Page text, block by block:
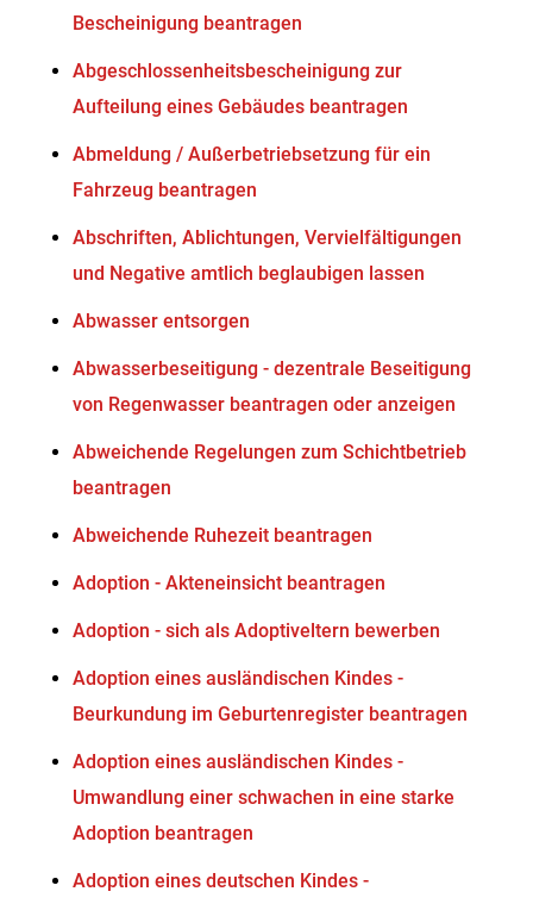
Bescheinigung beantragen
Abgeschlossenheitsbescheinigung zur
Aufteilung eines Gebäudes beantragen
Abmeldung / Außerbetriebsetzung für ein
Fahrzeug beantragen
Abschriften, Ablichtungen, Vervielfältigungen
und Negative amtlich beglaubigen lassen
Abwasser entsorgen
Abwasserbeseitigung - dezentrale Beseitigung
von Regenwasser beantragen oder anzeigen
Abweichende Regelungen zum Schichtbetrieb
beantragen
Abweichende Ruhezeit beantragen
Adoption - Akteneinsicht beantragen
Adoption - sich als Adoptiveltern bewerben
Adoption eines ausländischen Kindes -
Beurkundung im Geburtenregister beantragen
Adoption eines ausländischen Kindes -
Umwandlung einer schwachen in eine starke
Adoption beantragen
Adoption eines deutschen Kindes -